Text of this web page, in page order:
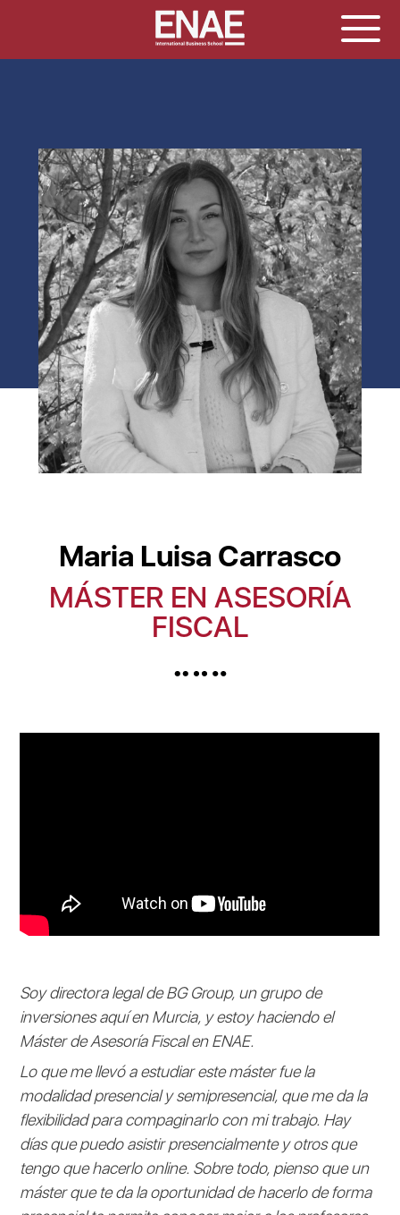
Maria Luisa Carrasco
MÁSTER EN ASESORÍA
FISCAL
Soy directora legal de BG Group, un grupo de
inversiones aquí en Murcia, y estoy haciendo el
Máster de Asesoría Fiscal en ENAE.
Lo que me llevó a estudiar este máster fue la
modalidad presencial y semipresencial, que me da la
flexibilidad para compaginarlo con mi trabajo. Hay
días que puedo asistir presencialmente y otros que
tengo que hacerlo online. Sobre todo, pienso que un
máster que te da la oportunidad de hacerlo de forma